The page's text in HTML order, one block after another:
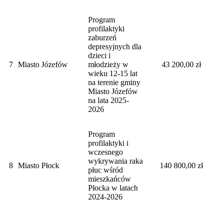
7 Miasto Józefów
Program
profilaktyki
zaburzeń
depresyjnych dla
dzieci i
młodzieży w
wieku 12-15 lat
na terenie gminy
Miasto Józefów
na lata 2025-
2026
43 200,00 zł
8 Miasto Płock
Program
profilaktyki i
wczesnego
wykrywania raka
płuc wśród
mieszkańców
Płocka w latach
2024-2026
140 800,00 zł